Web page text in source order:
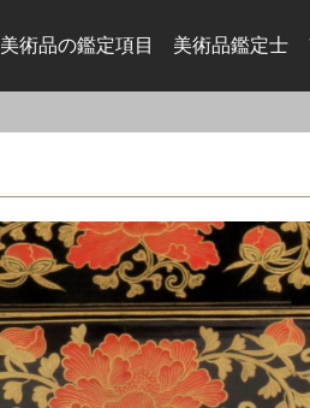
美術品の鑑定項目 美術品鑑定⼠